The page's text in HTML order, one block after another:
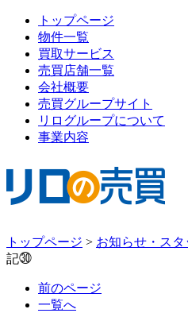
トップページ
物件一覧
買取サービス
売買店舗一覧
会社概要
売買グループサイト
リログループについて
事業内容
トップページ > お知らせ・ス
記㉚
前のページ
一覧へ